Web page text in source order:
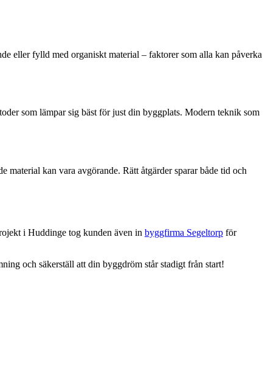
eller fylld med organiskt material – faktorer som alla kan påverka
som lämpar sig bäst för just din byggplats. Modern teknik som
kan vara avgörande. Rätt åtgärder sparar både tid och
i Huddinge tog kunden även in byggfirma Segeltorp för
och säkerställ att din byggdröm står stadigt från start!